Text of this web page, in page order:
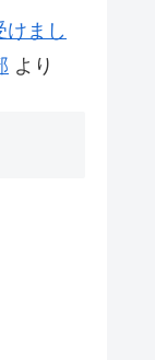
けまし
より